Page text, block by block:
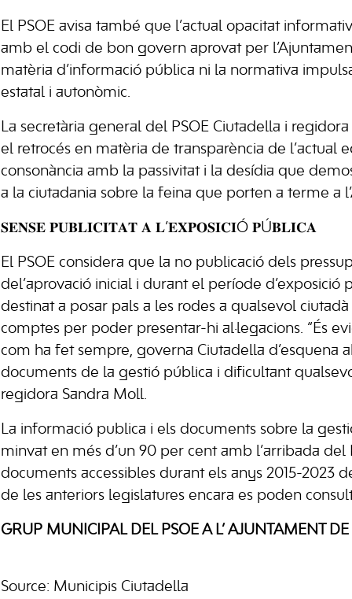
El PSOE avisa també que l’actual opacitat
amb el codi de bon govern aprovat per
matèria d’informació pública ni la normativa
estatal i autonòmic.
La secretària general del PSOE Ciutadella i
el retrocés en matèria de transparència de l’actual
consonància amb la passivitat i la desídia que
a la ciutadania sobre la feina que porten a terme a
𝐒𝐄𝐍𝐒𝐄 𝐏𝐔𝐁𝐋𝐈𝐂𝐈𝐓𝐀𝐓 𝐀 𝐋’𝐄𝐗𝐏𝐎𝐒𝐈𝐂𝐈Ó 𝐏Ú𝐁𝐋𝐈𝐂𝐀
El PSOE considera que la no publicació dels
del’aprovació inicial i durant el període d’exposició
destinat a posar pals a les rodes a qualsevol
comptes per poder presentar-hi al·legacions. “És
com ha fet sempre, governa Ciutadella d’esquena
documents de la gestió pública i dificultant
regidora Sandra Moll.
La informació publica i els documents sobre la
minvat en més d’un 90 per cent amb l’arribada
documents accessibles durant els anys 2015-2023
de les anteriors legislatures encara es poden
GRUP MUNICIPAL DEL PSOE A L’ AJUNTAMENT
Source: Municipis Ciutadella